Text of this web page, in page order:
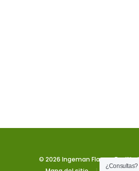
© 2026 Ingeman Flagos.
¿Consultas?